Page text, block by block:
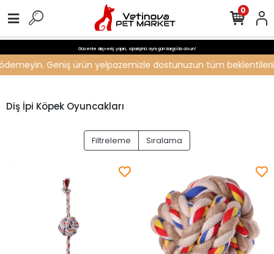
Güvenle alışveriş yapın, siparişiniz aynı gün kargo'da olsun!
Geniş ürün yelpazemizle dostunuzun tüm beklentilerini
0
Diş İpi Köpek Oyuncakları
Filtreleme Sıralama